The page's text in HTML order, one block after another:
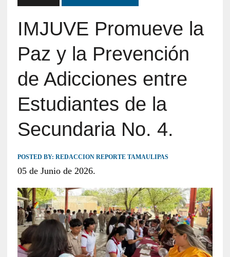
IMJUVE Promueve la
Paz y la Prevención
de Adicciones entre
Estudiantes de la
Secundaria No. 4.
POSTED BY: REDACCION REPORTE TAMAULIPAS
05 de Junio de 2026.